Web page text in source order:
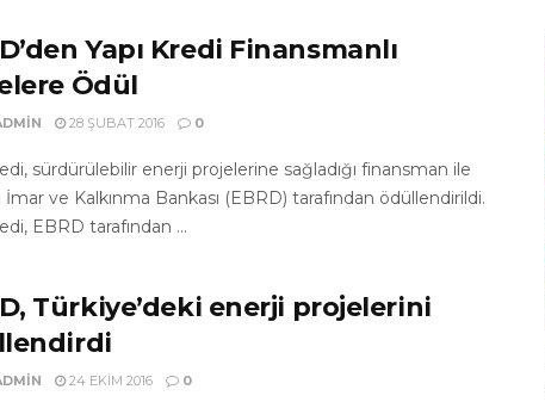
Yapı Kredi Finansmanlı
Ödül
28 ŞUBAT 2016 0
sürdürülebilir enerji projelerine sağladığı finansman ile
ve Kalkınma Bankası (EBRD) tarafından ödüllendirildi.
EBRD tarafından ...
Türkiye’deki enerji projelerini
24 EKIM 2016 0